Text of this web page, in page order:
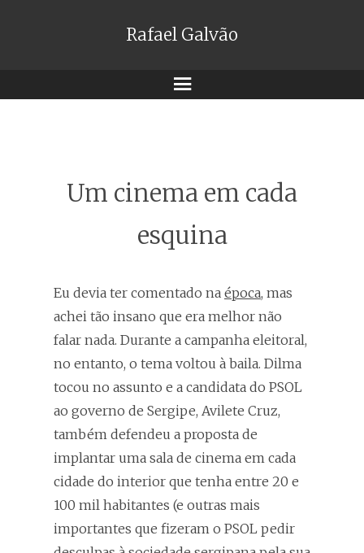
Rafael Galvão
Menu
Um cinema em cada
esquina
Eu devia ter comentado na época, mas
achei tão insano que era melhor não
falar nada. Durante a campanha eleitoral,
no entanto, o tema voltou à baila. Dilma
tocou no assunto e a candidata do PSOL
ao governo de Sergipe, Avilete Cruz,
também defendeu a proposta de
implantar uma sala de cinema em cada
cidade do interior que tenha entre 20 e
100 mil habitantes (e outras mais
importantes que fizeram o PSOL pedir